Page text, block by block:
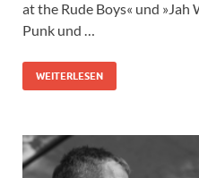
at the Rude Boys« und »Jah
Punk und …
WEITERLESEN